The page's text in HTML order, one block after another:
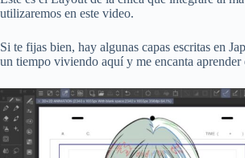
utilizaremos en este video.
Si te fijas bien, hay algunas capas escritas en
un tiempo viviendo aquí y me encanta